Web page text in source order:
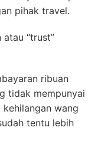
pihak travel.
“trust”
ribuan
tidak mempunyai
wang
tentu lebih